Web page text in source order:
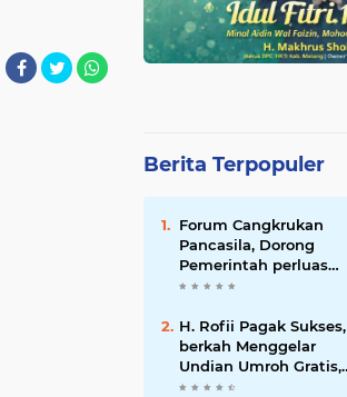
Berita Terpopuler
Forum Cangkrukan
Pancasila, Dorong
Pemerintah perluas
intensif Perpajakan
UMKM.
H. Rofii Pagak Sukses,
berkah Menggelar
Undian Umroh Gratis,
Wujud Kepedulian